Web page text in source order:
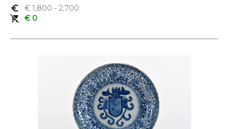
euro_symbol € 1,800 - 2,700
remove_shopping_cart
€ 0